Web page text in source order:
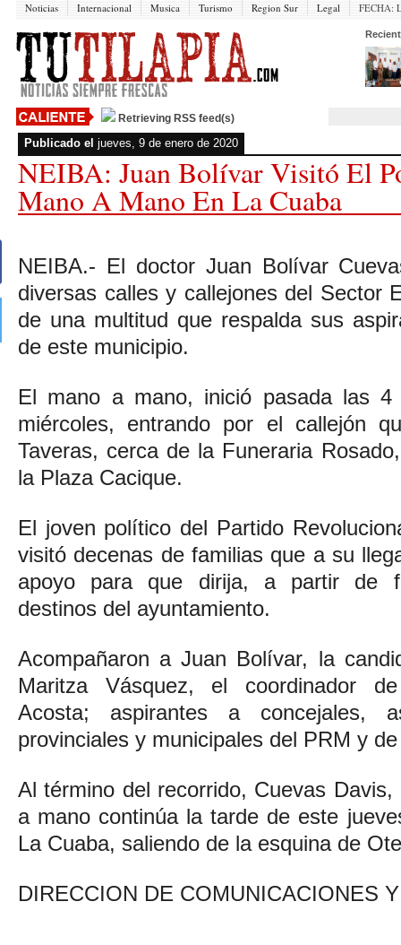
Noticias Internacional Musica Turismo Region Sur Legal FECHA:
Retrieving RSS feed(s)
Publicado el jueves, 9 de enero de 2020
NEIBA: Juan Bolívar Visitó El
Mano A Mano En La Cuaba
NEIBA.- El doctor Juan Bolívar
diversas calles y callejones del Sector
de una multitud que respalda sus
de este municipio.
El mano a mano, inició pasada las
miércoles, entrando por el callejón
Taveras, cerca de la Funeraria
la Plaza Cacique.
El joven político del Partido
visitó decenas de familias que a su
apoyo para que dirija, a partir de
destinos del ayuntamiento.
Acompañaron a Juan Bolívar, la
Maritza Vásquez, el coordinador
Acosta; aspirantes a concejales,
provinciales y municipales del PRM y
Al término del recorrido, Cuevas
a mano continúa la tarde de este
La Cuaba, saliendo de la esquina de
DIRECCION DE COMUNICACIONES